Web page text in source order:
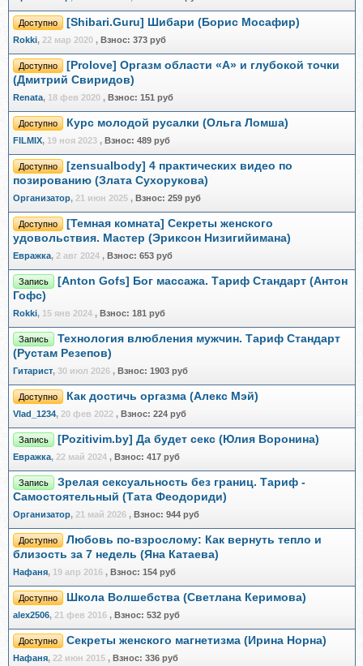
Доступно [Shibari.Guru] Шибари (Борис Мосафир)
Rokki, 22 мар 2020 , Взнос: 373 руб
Доступно
[Prolove] Оргазм области «A» и глубокой точки
(Дмитрий Свиридов)
Renata, 18 фев 2020 , Взнос: 151 руб
Доступно Курс молодой русалки (Ольга Ломша)
FILMIX, 19 ноя 2023 , Взнос: 489 руб
Доступно
[zensualbody] 4 практических видео по
позированию (Злата Сухорукова)
Организатор, 21 июн 2025 , Взнос: 259 руб
Доступно
[Темная комната] Секреты женского
удовольствия. Мастер (Эриксон Низигийимана)
Евражкa, 2 авг 2024 , Взнос: 653 руб
Запись
[Anton Gofs] Бог массажа. Тариф Стандарт (Антон
Гофс)
Rokki, 15 янв 2024 , Взнос: 181 руб
Запись
Технология влюбления мужчин. Тариф Стандарт
(Рустам Резепов)
Гитарист, 30 июл 2026 , Взнос: 1903 руб
Доступно Как достичь оргазма (Алекс Мэй)
Vlad_1234, 20 фев 2022 , Взнос: 224 руб
Запись [Pozitivim.by] Да будет секс (Юлия Воронина)
Евражкa, 22 май 2024 , Взнос: 417 руб
Запись
Зрелая сексуальность без границ. Тариф -
Самостоятельный (Тата Феодориди)
Организатор, 21 май 2026 , Взнос: 944 руб
Доступно
Любовь по-взрослому: Как вернуть тепло и
близость за 7 недель (Яна Катаева)
Нафаня, 19 апр 2016 , Взнос: 154 руб
Доступно Школа Волшебства (Светлана Керимова)
alex2506, 21 фев 2016 , Взнос: 532 руб
Доступно Секреты женского магнетизма (Ирина Норна)
Нафаня, 22 июн 2015 , Взнос: 336 руб